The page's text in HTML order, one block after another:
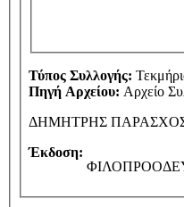
Τύπος Συλλογής:
Πηγή Αρχείου: Αρχείο
ΔΗΜΗΤΡΗΣ
Έκδοση: